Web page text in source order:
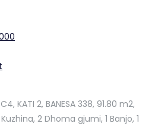
KATI 2, BANESA 338, 91.80 m2,
2 Dhoma gjumi, 1 Banjo, 1